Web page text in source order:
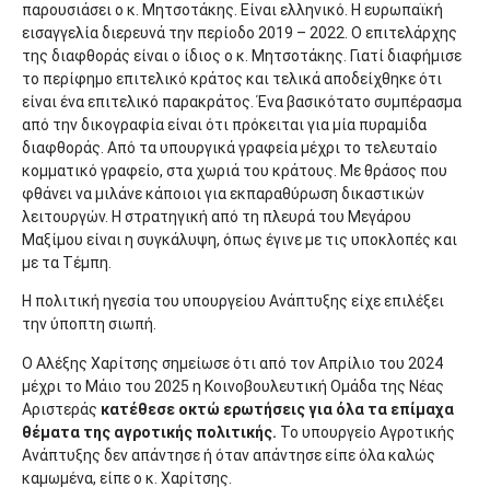
παρουσιάσει ο κ. Μητσοτάκης. Είναι ελληνικό. Η ευρωπαϊκή
εισαγγελία διερευνά την περίοδο 2019 – 2022. Ο επιτελάρχης
της διαφθοράς είναι ο ίδιος ο κ. Μητσοτάκης. Γιατί διαφήμισε
το περίφημο επιτελικό κράτος και τελικά αποδείχθηκε ότι
είναι ένα επιτελικό παρακράτος. Ένα βασικότατο συμπέρασμα
από την δικογραφία είναι ότι πρόκειται για μία πυραμίδα
διαφθοράς. Από τα υπουργικά γραφεία μέχρι το τελευταίο
κομματικό γραφείο, στα χωριά του κράτους. Με θράσος που
φθάνει να μιλάνε κάποιοι για εκπαραθύρωση δικαστικών
λειτουργών. Η στρατηγική από τη πλευρά του Μεγάρου
Μαξίμου είναι η συγκάλυψη, όπως έγινε με τις υποκλοπές και
με τα Τέμπη.
Η πολιτική ηγεσία του υπουργείου Ανάπτυξης είχε επιλέξει
την ύποπτη σιωπή.
Ο Αλέξης Χαρίτσης σημείωσε ότι από τον Απρίλιο του 2024
μέχρι το Μάιο του 2025 η Κοινοβουλευτική Ομάδα της Νέας
Αριστεράς κατέθεσε οκτώ ερωτήσεις για όλα τα επίμαχα
θέματα της αγροτικής πολιτικής. Το υπουργείο Αγροτικής
Ανάπτυξης δεν απάντησε ή όταν απάντησε είπε όλα καλώς
καμωμένα, είπε ο κ. Χαρίτσης.